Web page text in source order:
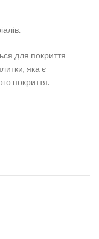
для покриття
яка є
покриття.